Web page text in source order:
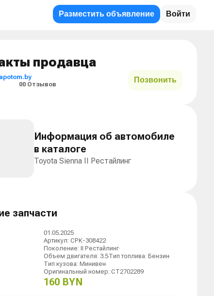
Разместить объявление Войти
2008 г.продавца
00 Отзывов Позвонить
Информация об автомобиле
в каталоге
Toyota Sienna II Рестайлинг
запчасти
01.05.2025
Артикул:CPK-308422
Поколение:II Рестайлинг
Объем двигателя: 3.5Тип топлива:Бензин
Тип кузова:Минивен
Оригинальный номер:CT2702289
160 BYN